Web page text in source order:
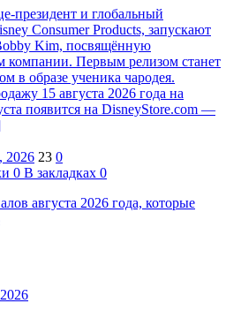
президент и глобальный
Consumer Products, запускают
Kim, посвящённую
компании. Первым релизом станет
в образе ученика чародея.
15 августа 2026 года на
появится на DisneyStore.com —
2026 23 0
0 В закладках 0